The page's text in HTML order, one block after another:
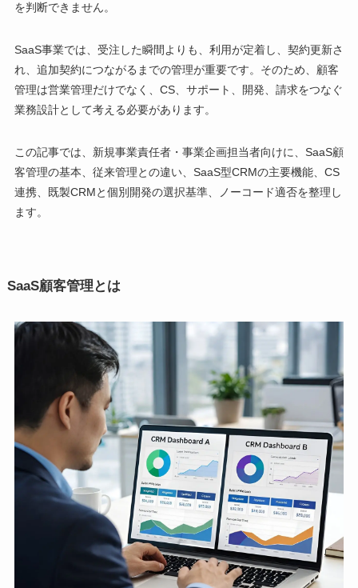
を判断できません。
SaaS事業では、受注した瞬間よりも、利用が定着し、契約更新さ
れ、追加契約につながるまでの管理が重要です。そのため、顧客
管理は営業管理だけでなく、CS、サポート、開発、請求をつなぐ
業務設計として考える必要があります。
この記事では、新規事業責任者・事業企画担当者向けに、SaaS顧
客管理の基本、従来管理との違い、SaaS型CRMの主要機能、CS
連携、既製CRMと個別開発の選択基準、ノーコード適否を整理し
ます。
SaaS顧客管理とは